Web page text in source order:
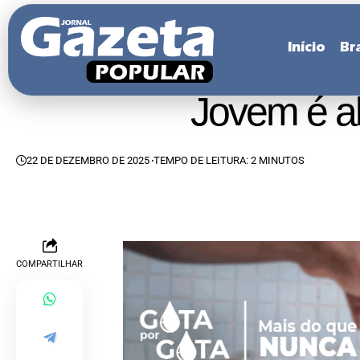
Início
Jovem é
22 DE DEZEMBRO DE 2025 TEMPO DE LEITURA: 2 MINUTOS
COMPARTILHAR